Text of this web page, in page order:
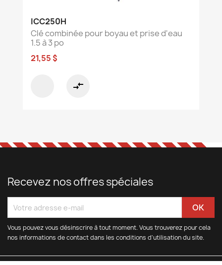
ICC250H
Clé combinée pour boyau et prise d'eau
1.5 à 3 po
21,55 $
compare_arrows
Recevez nos offres spéciales
Vous pouvez vous désinscrire à tout moment. Vous trouverez pour cela
nos informations de contact dans les conditions d'utilisation du site.